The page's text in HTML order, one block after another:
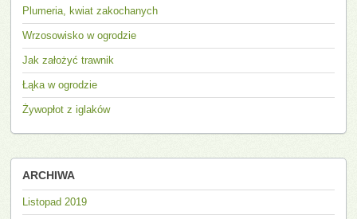
Plumeria, kwiat zakochanych
Wrzosowisko w ogrodzie
Jak założyć trawnik
Łąka w ogrodzie
Żywopłot z iglaków
ARCHIWA
Listopad 2019